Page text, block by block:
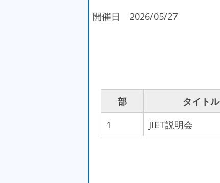
開催日 2026/05/27
部 タイトル
1
JIET説明会